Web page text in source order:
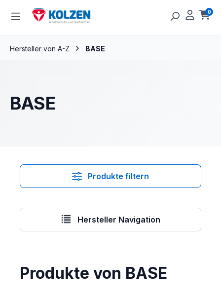
Zum Hauptinhalt springen 0
Hersteller von A-Z BASE
BASE
Produkte filtern
Hersteller Navigation
Produkte von BASE